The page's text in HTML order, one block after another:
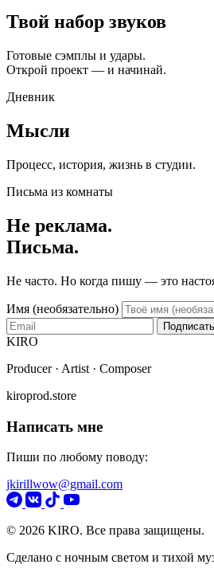
Твой набор звуков
Готовые сэмплы и удары.
Открой проект — и начинай.
Дневник
Мысли
Процесс, история, жизнь в студии.
Письма из комнаты
Не реклама.
Письма.
Не часто. Но когда пишу — это
Имя (необязательно)
KIRO
Producer · Artist · Composer
kiroprod.store
Написать мне
Пиши по любому поводу:
jkirillwow@gmail.com
© 2026 KIRO. Все права защищены.
Сделано с ночным светом и тихой